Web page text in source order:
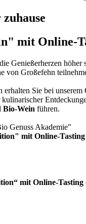
mit Online-
Genießerherzen
von Großefehn
Sie bei
Bio-Wein führen.
Genuss Akademie"
mit Online-
mit Online-Tasting